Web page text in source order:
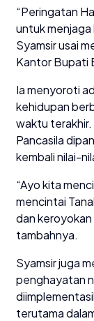
“Peringatan
untuk menjaga
Syamsir usai
Kantor Bupati
Ia menyoroti
kehidupan
waktu terakhir.
Pancasila
kembali nilai-
“Ayo kita
mencintai
dan keroyokan
tambahnya.
Syamsir juga
penghayatan
terutama